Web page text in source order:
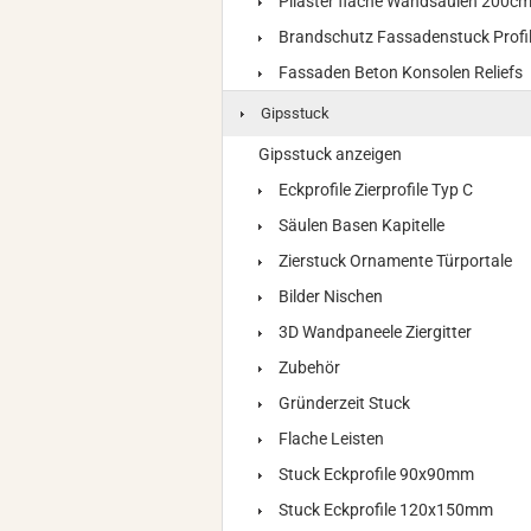
Brandschutz Fassadenstuck
Fassaden Beton Konsolen Reliefs
Gipsstuck
Gipsstuck anzeigen
Eckprofile Zierprofile Typ C
Säulen Basen Kapitelle
Zierstuck Ornamente Türportale
Bilder Nischen
3D Wandpaneele Ziergitter
Zubehör
Gründerzeit Stuck
Flache Leisten
Stuck Eckprofile 90x90mm
Stuck Eckprofile 120x150mm